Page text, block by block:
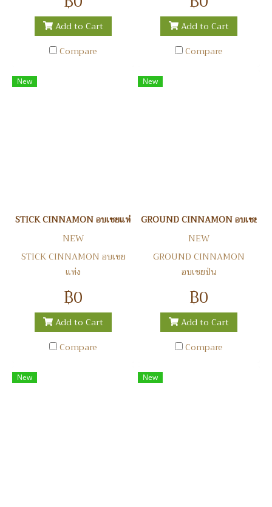
Add to Cart
Compare
Add to Cart
Compare
New
STICK CINNAMON อบเชยแท่ง
NEW
STICK CINNAMON อบเชย
แท่ง
฿0
Add to Cart
Compare
New
GROUND CINNAMON อบเชยป่น
NEW
GROUND CINNAMON
อบเชยป่น
฿0
Add to Cart
Compare
New New